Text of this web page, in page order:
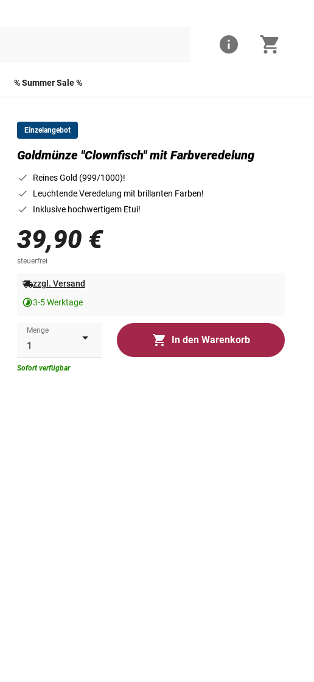
% Summer Sale %
Die Vorderseite der Goldmünze
Einzelangebot
Goldmünze "Clownfisch" mit Farbveredelung
Reines Gold (999/1000)!
Leuchtende Veredelung mit brillanten Farben!
Inklusive hochwertigem Etui!
39,90 €
steuerfrei
zzgl. Versand
3-5 Werktage
Menge
In den Warenkorb
Sofort verfügbar